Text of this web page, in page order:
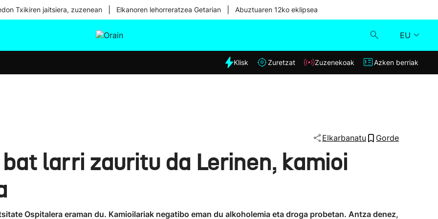
Txikiren jaitsiera, zuzenean Elkanoren lehorreratzea Getarian Abuztuaren 12ko eklipsea
EU
Eguraldia
Klisk
Klisk Zuretzat Zuzenekoak Azken berriak
Elkarbanatu Gorde
larri zauritu da Lerinen, kamioi
Ospitalera eraman du. Kamioilariak negatibo eman du alkoholemia eta droga probetan. Antza denez,